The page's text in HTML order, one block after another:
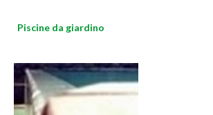
Piscine da giardino